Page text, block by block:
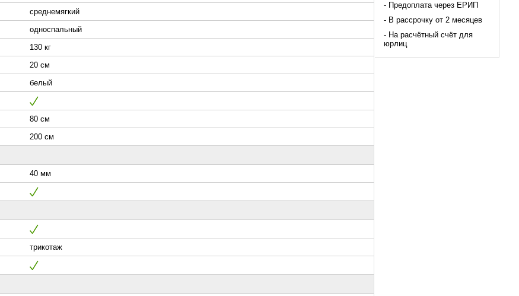
среднемягкий
односпальный
130 кг
20 см
белый
80 см
200 см
40 мм
трикотаж
- Предоплата через ЕРИП
- В рассрочку от 2 месяцев
- На расчётный счёт для
юрлиц